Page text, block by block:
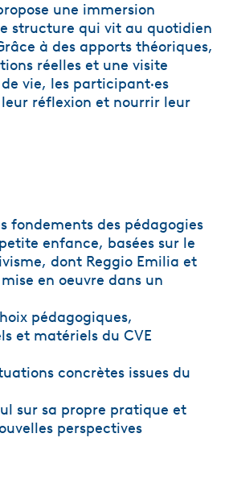
une immersion
structure qui vit au quotidien
à des apports théoriques,
réelles et une visite
vie, les participant·es
réflexion et nourrir leur
fondements des pédagogies
enfance, basées sur le
dont Reggio Emilia et
en oeuvre dans un
pédagogiques,
et matériels du CVE
concrètes issues du
sur sa propre pratique et
perspectives